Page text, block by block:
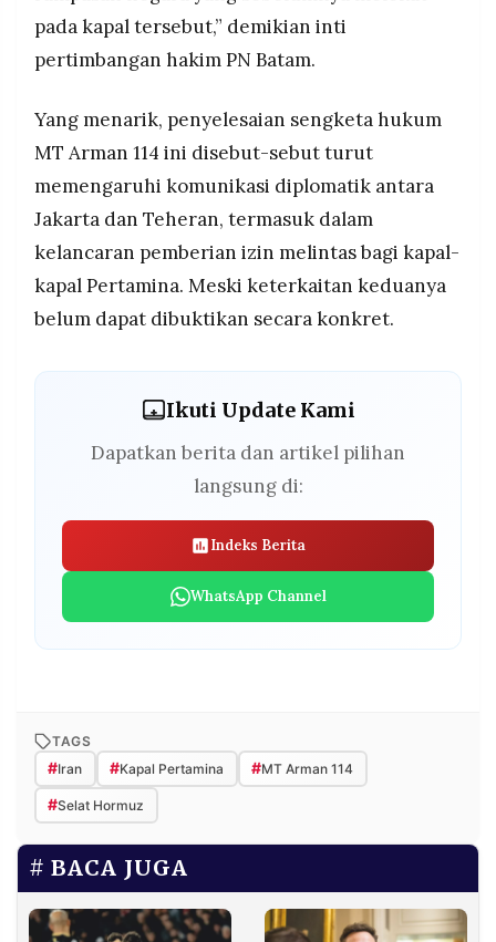
pada kapal tersebut,” demikian inti
pertimbangan hakim PN Batam.
Yang menarik, penyelesaian sengketa hukum
MT Arman 114 ini disebut-sebut turut
memengaruhi komunikasi diplomatik antara
Jakarta dan Teheran, termasuk dalam
kelancaran pemberian izin melintas bagi kapal-
kapal Pertamina. Meski keterkaitan keduanya
belum dapat dibuktikan secara konkret.
Ikuti Update Kami
Dapatkan berita dan artikel pilihan
langsung di:
Indeks Berita
WhatsApp Channel
TAGS
#Iran #Kapal Pertamina #MT Arman 114
#Selat Hormuz
BACA JUGA